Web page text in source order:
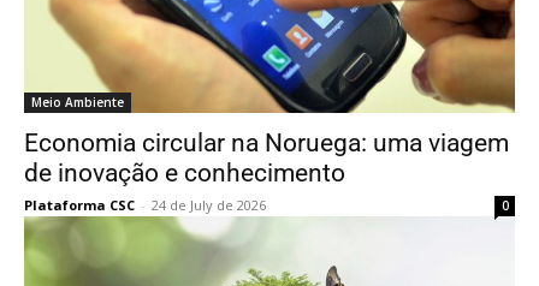
Meio Ambiente
Economia circular na Noruega: uma viagem
de inovação e conhecimento
Plataforma CSC - 24 de July de 2026 0